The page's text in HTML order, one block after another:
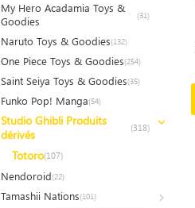
My Hero Acadamia Toys &
Goodies
(31)
Naruto Toys & Goodies(132)
One Piece Toys & Goodies(254)
Saint Seiya Toys & Goodies(35)
Funko Pop! Manga(54)
Studio Ghibli Produits
dérivés
(318)
Totoro(107)
Nendoroid(22)
Tamashii Nations(101)